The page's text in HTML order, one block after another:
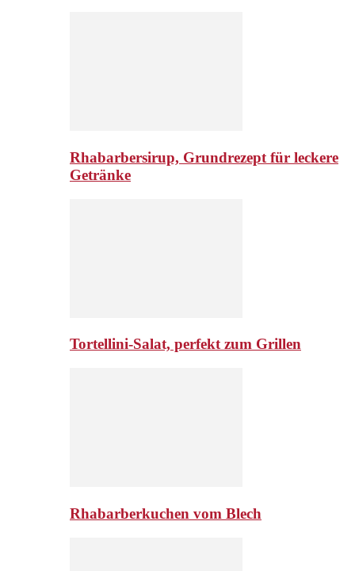
Rhabarbersirup, Grundrezept für leckere
Getränke
Tortellini-Salat, perfekt zum Grillen
Rhabarberkuchen vom Blech